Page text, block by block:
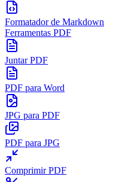
Formatador de Markdown
Ferramentas PDF
Juntar PDF
PDF para Word
JPG para PDF
PDF para JPG
Comprimir PDF